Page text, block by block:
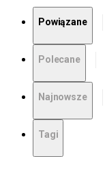
Powiązane
Polecane
Najnowsze
Tagi